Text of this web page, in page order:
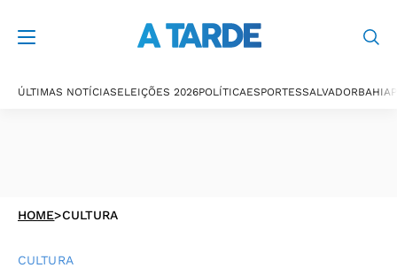
ÚLTIMAS NOTÍCIASELEIÇÕES 2026POLÍTICAESPORTESSALVADORBAHIA
HOME>CULTURA
CULTURA